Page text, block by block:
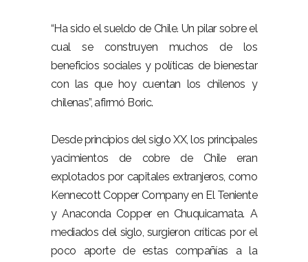
“Ha sido el sueldo de Chile. Un pilar sobre el
cual se construyen muchos de los
beneficios sociales y políticas de bienestar
con las que hoy cuentan los chilenos y
chilenas”, afirmó Boric.
Desde principios del siglo XX, los principales
yacimientos de cobre de Chile eran
explotados por capitales extranjeros, como
Kennecott Copper Company en El Teniente
y Anaconda Copper en Chuquicamata. A
mediados del siglo, surgieron críticas por el
poco aporte de estas compañías a la